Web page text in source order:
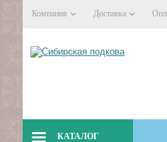
Компания Доставка
КАТАЛОГ